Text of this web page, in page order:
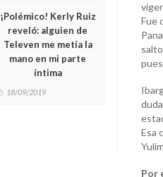
¡Polémico! Kerly Ruiz
reveló: alguien de
Televen me metía la
mano en mi parte
íntima
18/09/2019
Fue
Esa
Por